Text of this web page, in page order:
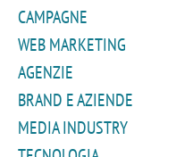
CAMPAGNE
WEB MARKETING
AGENZIE
BRAND E AZIENDE
MEDIA INDUSTRY